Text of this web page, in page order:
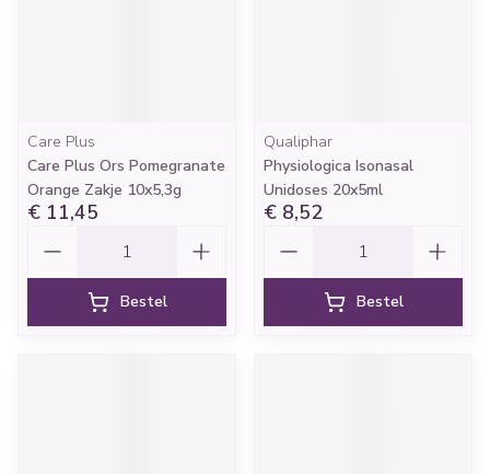
Care Plus
Care Plus Ors Pomegranate
Orange Zakje 10x5,3g
€ 11,45
Bestel
Qualiphar
Physiologica Isonasal
Unidoses 20x5ml
€ 8,52
Bestel